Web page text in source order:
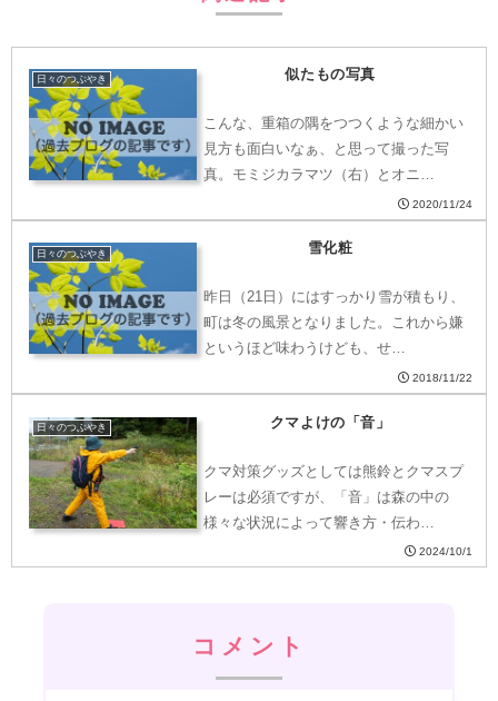
日々のつぶやき 似たもの写真
こんな、重箱の隅をつつくような細かい
見方も面白いなぁ、と思って撮った写
真。モミジカラマツ（右）とオニ…
2020/11/24
日々のつぶやき 雪化粧
昨日（21日）にはすっかり雪が積もり、
町は冬の風景となりました。これから嫌
というほど味わうけども、せ…
2018/11/22
日々のつぶやき クマよけの「音」
クマ対策グッズとしては熊鈴とクマスプ
レーは必須ですが、「音」は森の中の
様々な状況によって響き方・伝わ…
2024/10/1
コメント